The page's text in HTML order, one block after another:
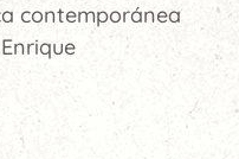
contemporánea